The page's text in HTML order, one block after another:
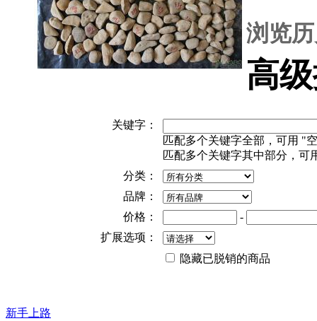
浏览
高
关键字：
匹配多个关键字全部，可用 "
匹配多个关键字其中部分，可
分类：
品牌：
价格：
-
扩展选项：
隐藏已脱销的商品
新手上路